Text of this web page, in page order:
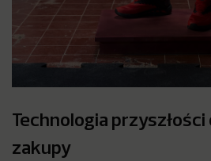
Technologia
zakupy